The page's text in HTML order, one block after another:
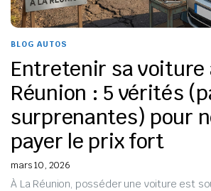
BLOG AUTOS
Entretenir sa voiture
Réunion : 5 vérités
surprenantes) pour
payer le prix fort
mars 10, 2026
À La Réunion, posséder une voiture est